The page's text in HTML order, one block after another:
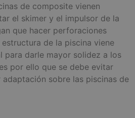
de composite vienen
el skimer y el impulsor de la
que hacer perforaciones
de la piscina viene
para darle mayor solidez a los
por ello que se debe evitar
sobre las piscinas de